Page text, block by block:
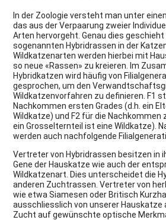
In der Zoologie versteht man unter
das aus der Verpaarung zweier
Arten hervorgeht. Genau dies geschieht
sogenannten Hybridrassen in der
Wildkatzenarten werden hierbei mit
so neue «Rassen» zu kreieren. Im
Hybridkatzen wird häufig von
gesprochen, um den
Wildkatzenvorfahren zu definieren. F1
Nachkommen ersten Grades (d.h. ein
Wildkatze) und F2 für die Nachkommen
ein Grosselternteil ist eine Wildkatze).
werden auch nachfolgende
Vertreter von Hybridrassen besitzen in
Gene der Hauskatze wie auch der
Wildkatzenart. Dies unterscheidet die
anderen Zuchtrassen. Vertreter von
wie etwa Siamesen oder Britisch
ausschliesslich von unserer Hauskatze
Zucht auf gewünschte optische